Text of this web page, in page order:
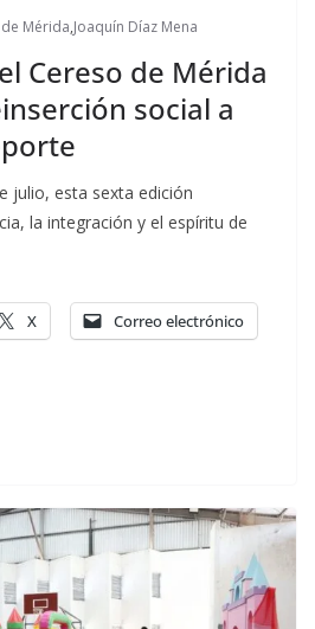
Mérida,Joaquín Díaz Mena
Cereso de Mérida
social a
julio, esta sexta edición
la integración y el espíritu de
X Correo electrónico